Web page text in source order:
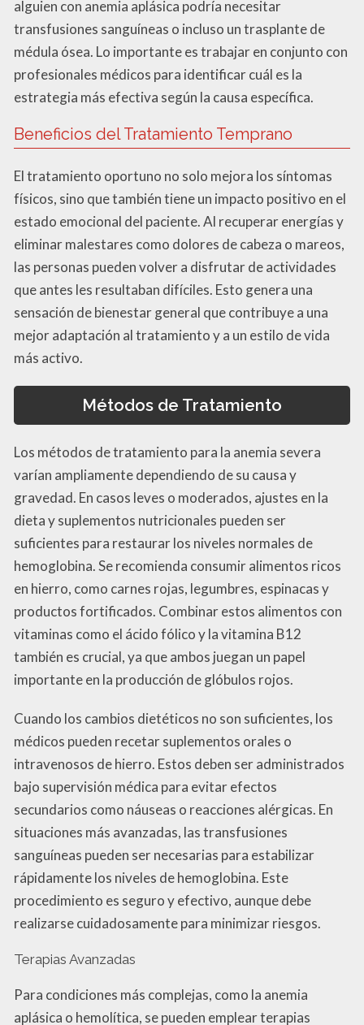
alguien con anemia aplásica podría necesitar
transfusiones sanguíneas o incluso un trasplante de
médula ósea. Lo importante es trabajar en conjunto con
profesionales médicos para identificar cuál es la
estrategia más efectiva según la causa específica.
Beneficios del Tratamiento Temprano
El tratamiento oportuno no solo mejora los síntomas
físicos, sino que también tiene un impacto positivo en el
estado emocional del paciente. Al recuperar energías y
eliminar malestares como dolores de cabeza o mareos,
las personas pueden volver a disfrutar de actividades
que antes les resultaban difíciles. Esto genera una
sensación de bienestar general que contribuye a una
mejor adaptación al tratamiento y a un estilo de vida
más activo.
Métodos de Tratamiento
Los métodos de tratamiento para la anemia severa
varían ampliamente dependiendo de su causa y
gravedad. En casos leves o moderados, ajustes en la
dieta y suplementos nutricionales pueden ser
suficientes para restaurar los niveles normales de
hemoglobina. Se recomienda consumir alimentos ricos
en hierro, como carnes rojas, legumbres, espinacas y
productos fortificados. Combinar estos alimentos con
vitaminas como el ácido fólico y la vitamina B12
también es crucial, ya que ambos juegan un papel
importante en la producción de glóbulos rojos.
Cuando los cambios dietéticos no son suficientes, los
médicos pueden recetar suplementos orales o
intravenosos de hierro. Estos deben ser administrados
bajo supervisión médica para evitar efectos
secundarios como náuseas o reacciones alérgicas. En
situaciones más avanzadas, las transfusiones
sanguíneas pueden ser necesarias para estabilizar
rápidamente los niveles de hemoglobina. Este
procedimiento es seguro y efectivo, aunque debe
realizarse cuidadosamente para minimizar riesgos.
Terapias Avanzadas
Para condiciones más complejas, como la anemia
aplásica o hemolítica, se pueden emplear terapias